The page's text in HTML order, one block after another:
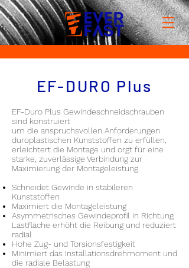
EF-DURO Plus
EF-Duro Plus Gewindeschneidschrauben
sind konstruiert
um die anspruchsvollen Anforderungen
duroplastischen Kunststoffen zu erfüllen,
erleichtert die Montage und orgt für eine
starke, zuverlässige Verbindung zur
Maximierung der Montageleistung.
Schneidet Gewinde in stabileren
Kunststoffen
Maximiert die Montageleistung
Asymmetrisches Gewindeprofil in Richtung
Lastfläche erhöht die Reibung und reduziert
radial
Hohe Zug- und Torsionsfestigkeit
Minimiert das Installationsdrehmoment und
die radiale Belastung